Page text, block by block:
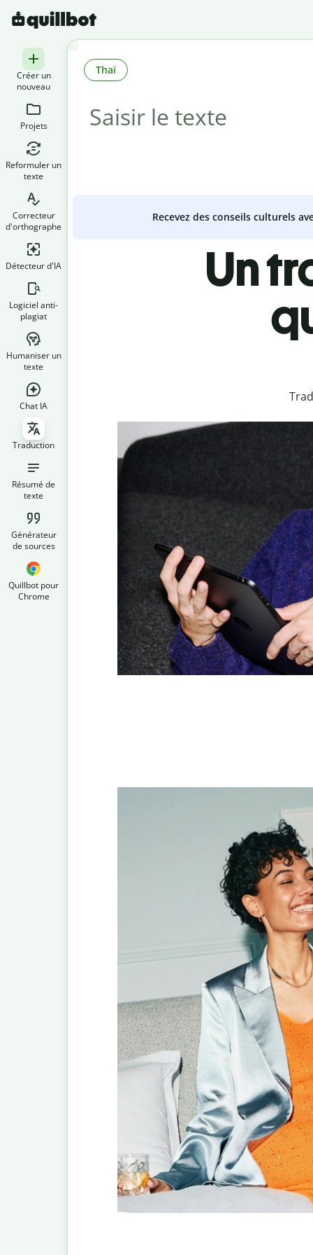
Créer un
nouveau
Projets
Reformuler un
texte
Correcteur
d'orthographe
Détecteur d'IA
Logiciel anti-
plagiat
Humaniser un
texte
Chat IA
Traduction
Résumé de
texte
Générateur
de sources
Quillbot pour
Chrome
Thaï
Recevez des conseils culturels
Un